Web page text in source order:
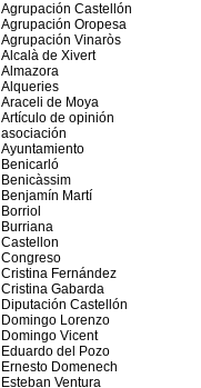
Agrupación Castellón
Agrupación Oropesa
Agrupación Vinaròs
Alcalà de Xivert
Almazora
Alqueries
Araceli de Moya
Artículo de opinión
asociación
Ayuntamiento
Benicarló
Benicàssim
Benjamín Martí
Borriol
Burriana
Castellon
Congreso
Cristina Fernández
Cristina Gabarda
Diputación Castellón
Domingo Lorenzo
Domingo Vicent
Eduardo del Pozo
Ernesto Domenech
Esteban Ventura